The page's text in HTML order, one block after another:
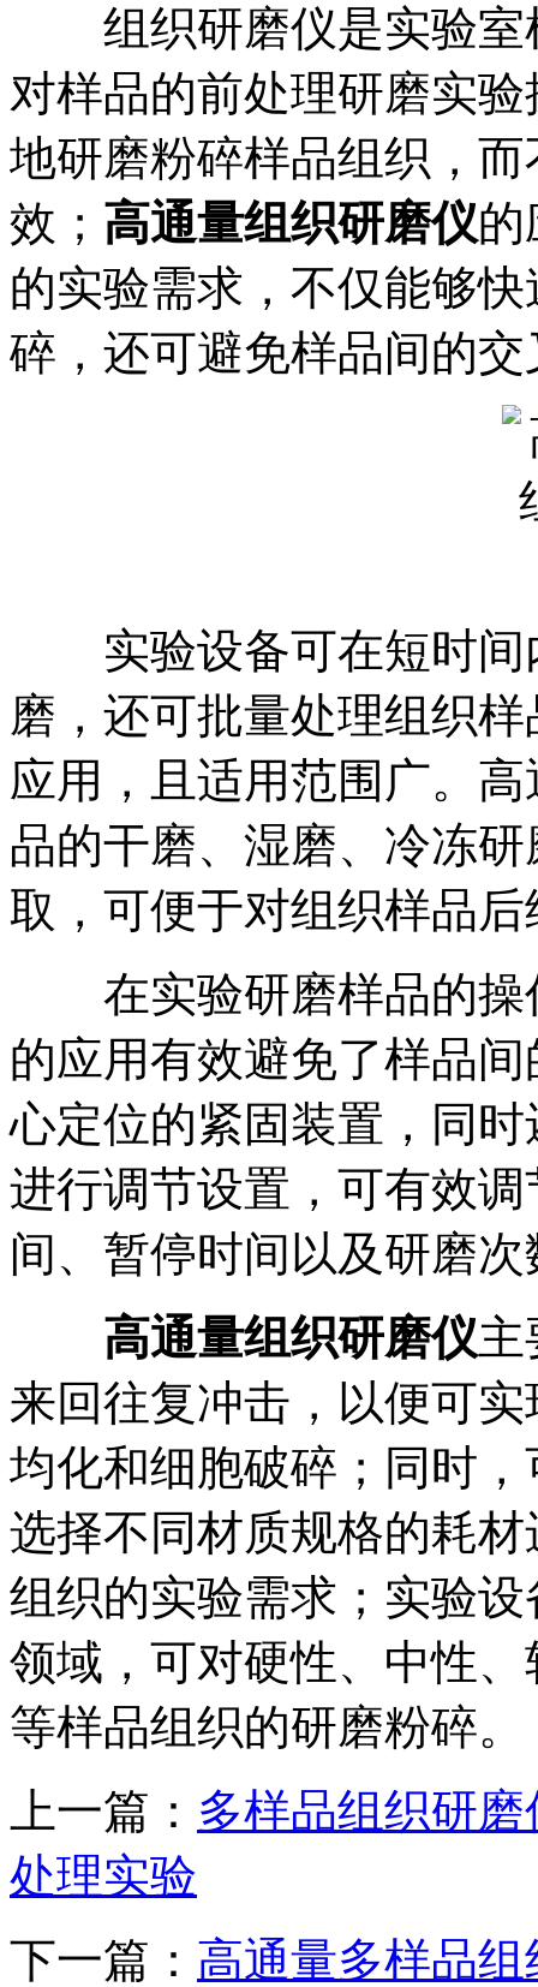
组织研磨仪是实验室
对样品的前处理研磨实
地研磨粉碎样品组织，
效； 高通量组织研磨仪的
的实验需求，不仅能够
碎，还可避免样品间的
实验设备可在短时间
磨，还可批量处理组织
应用，且适用范围广。
品的干磨、湿磨、冷冻
取，可便于对组织样品
在实验研磨样品的操
的应用有效避免了样品
心定位的紧固装置，同
进行调节设置，可有效
间、暂停时间以及研磨次
高通量组织研磨仪
来回往复冲击，以便可
均化和细胞破碎；同时
选择不同材质规格的耗
组织的实验需求；实验
领域，可对硬性、中性
等样品组织的研磨粉碎。
上一篇： 多样品组织研
处理实验
下一篇： 高通量多样品